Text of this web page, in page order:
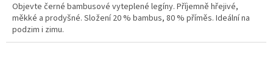
Objevte černé bambusové vyteplené legíny. Příjemně hřejivé,
měkké a prodyšné. Složení 20 % bambus, 80 % příměs. Ideální na
podzim i zimu.